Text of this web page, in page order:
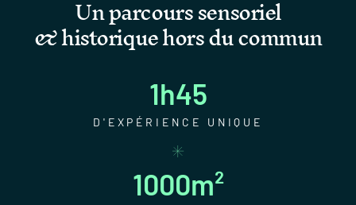
Un parcours sensoriel
& historique hors du commun
1h45
D'EXPÉRIENCE UNIQUE
1000m²